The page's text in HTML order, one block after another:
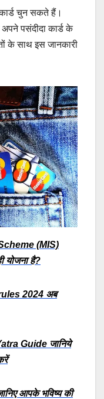
चुन सकते हैं।
पसंदीदा कार्ड के
के साथ इस जानकारी
(MIS)
योजना है?
2024 अब
Guide जानिये
आपके भविष्य की